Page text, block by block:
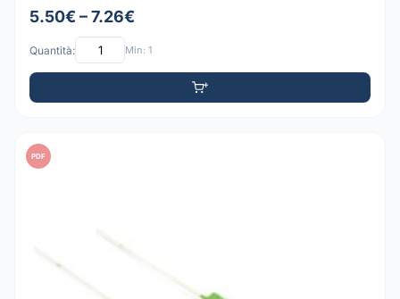
5.50€ – 7.26€
Quantità: Min: 1
PDF